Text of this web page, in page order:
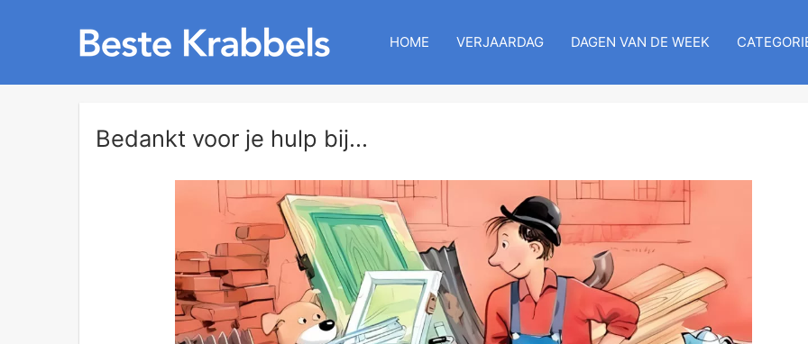
HOME VERJAARDAG DAGEN VAN DE WEEK
Bedankt voor je hulp bij...